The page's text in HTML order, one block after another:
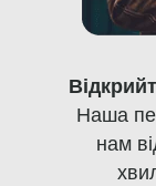
Наша
нам